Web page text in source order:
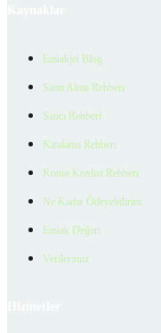
Emlakjet Blog
Satın Alma Rehberi
Satıcı Rehberi
Kiralama Rehberi
Konut Kredisi Rehberi
Ne Kadar Ödeyebilirim
Emlak Değeri
Verilerimiz